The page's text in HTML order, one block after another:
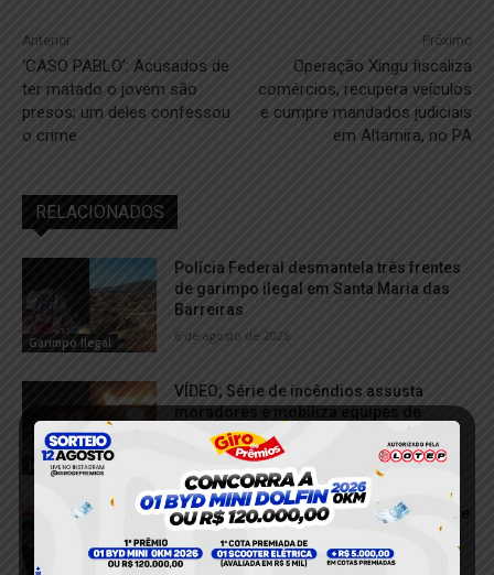
Anterior
‘CASO PABLO’: Acusados de
ter matado o jovem são
presos; um deles confessou
o crime
Próximo
Operação Xingu fiscaliza
comércios, recupera veículos
e cumpre mandados judiciais
em Altamira, no PA
RELACIONADOS
Garimpo Ilegal
Polícia Federal desmantela três frentes
de garimpo ilegal em Santa Maria das
Barreiras
6 de agosto de 2026
Incêndio
VÍDEO; Série de incêndios assusta
moradores e mobiliza equipes de
emergência em Tucuruí
5 de agosto de 2026
VÍDEO; Foragido do sistema prisional de
Mato Grosso é recapturado pela PM em
Tucuruí